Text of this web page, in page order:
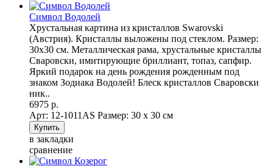
Символ Водолей
Хрустальная картина из кристаллов Swarovski
(Австрия). Кристаллы выложены под стеклом. Размер:
30х30 см. Металлическая рама, хрустальные кристаллы
Сваровски, имитирующие бриллиант, топаз, сапфир.
Яркий подарок на день рождения рожденным под
знаком Зодиака Водолей! Блеск кристаллов Сваровски
ник..
6975 р.
Арт: 12-1011AS Размер: 30 х 30 см
в закладки
сравнение